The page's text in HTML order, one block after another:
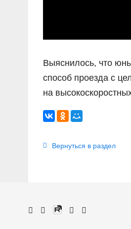
Выяснилось, что
способ проезда с
на
Вернуться в раздел